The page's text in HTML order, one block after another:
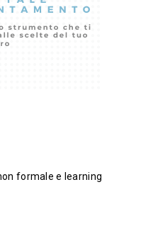
formale e learning